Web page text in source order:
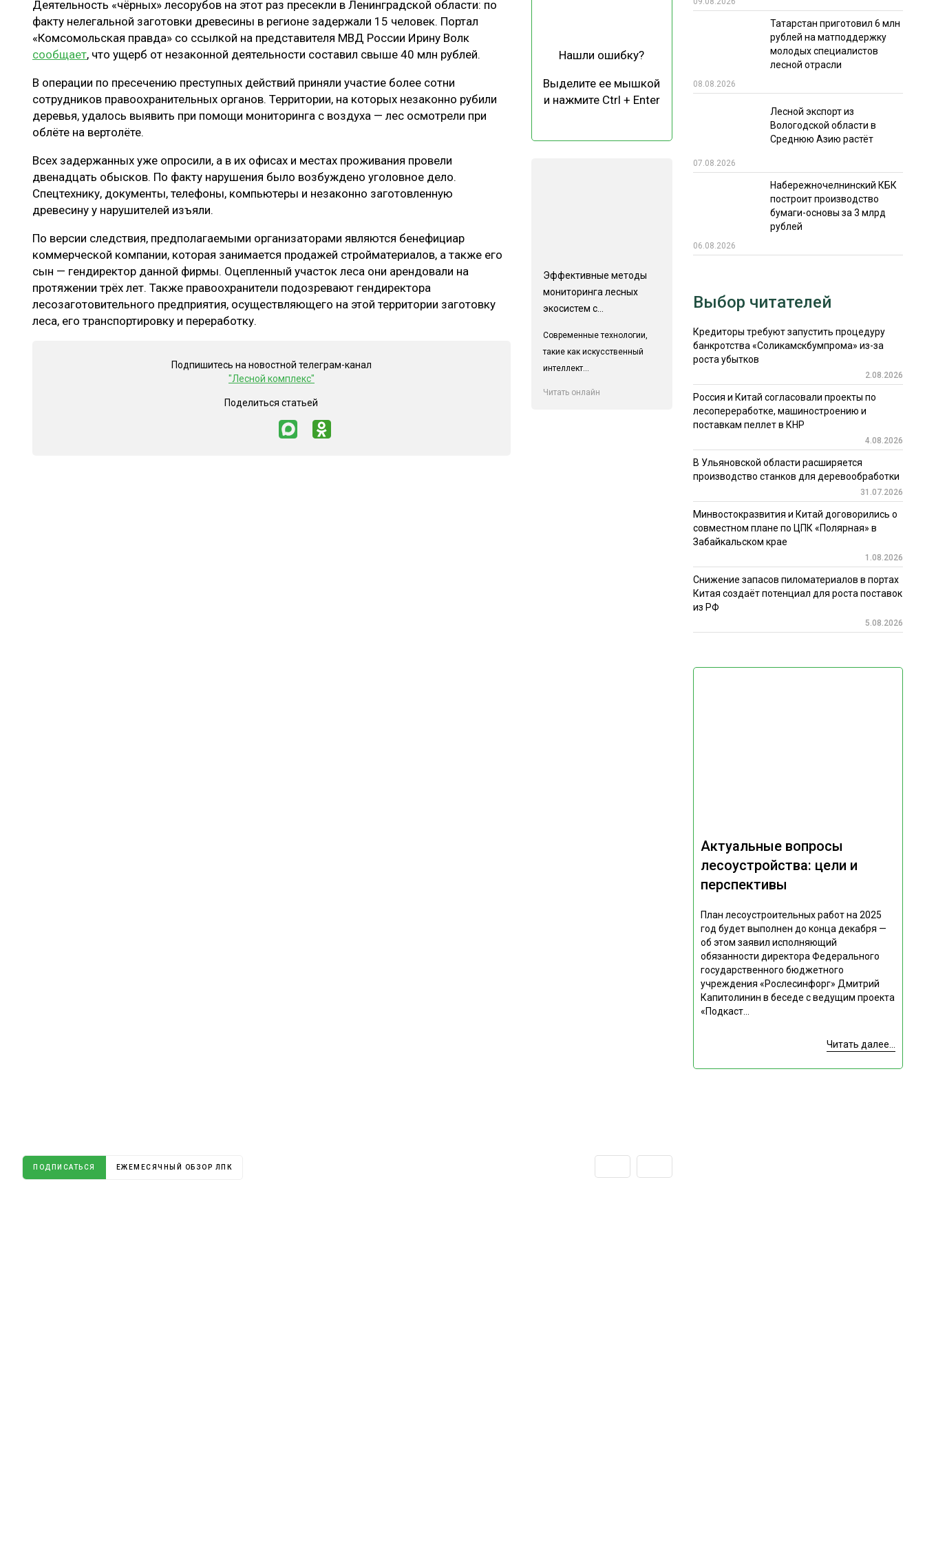
ЛЕСОВОССТАНОВЛЕНИЕ И ЗАЩИТА
ПРОИЗВОДСТВО ДРЕВЕСНЫХ ПЛИТ
ЦБП
СУШКА ДРЕВЕСИНЫ
МЕБЕЛЬНОЕ ПРОИЗВОДСТВО
РЫНОК
ОТРАСЛЕВАЯ ДИСКУССИЯ
ЭКСПЕРТНОЕ МНЕНИЕ
ИТОГИ МЕРОПРИЯТИЙ
Деятельность «чёрных» лесорубов на этот раз пресекли в Ленинградской области: по
факту нелегальной заготовки древесины в регионе задержали 15 человек. Портал
«Комсомольская правда» со ссылкой на представителя МВД России Ирину Волк
сообщает, что ущерб от незаконной деятельности составил свыше 40 млн рублей.
В операции по пресечению преступных действий приняли участие более сотни
сотрудников правоохранительных органов. Территории, на которых незаконно рубили
деревья, удалось выявить при помощи мониторинга с воздуха — лес осмотрели при
облёте на вертолёте.
Всех задержанных уже опросили, а в их офисах и местах проживания провели
двенадцать обысков. По факту нарушения было возбуждено уголовное дело.
Спецтехнику, документы, телефоны, компьютеры и незаконно заготовленную
древесину у нарушителей изъяли.
По версии следствия, предполагаемыми организаторами являются бенефициар
коммерческой компании, которая занимается продажей стройматериалов, а также его
сын — гендиректор данной фирмы. Оцепленный участок леса они арендовали на
протяжении трёх лет. Также правоохранители подозревают гендиректора
лесозаготовительного предприятия, осуществляющего на этой территории заготовку
леса, его транспортировку и переработку.
Подпишитесь на новостной телеграм-канал
"Лесной комплекс"
Поделиться статьей
Нашли ошибку?
Выделите ее мышкой
и нажмите Ctrl + Enter
Эффективные методы
мониторинга лесных
экосистем с...
Современные технологии,
такие как искусственный
интеллект...
Читать онлайн
Татарстан приготовил 6 млн
рублей на матподдержку
молодых специалистов
лесной отрасли
08.08.2026
Лесной экспорт из
Вологодской области в
Среднюю Азию растёт
07.08.2026
Набережночелнинский КБК
построит производство
бумаги-основы за 3 млрд
рублей
06.08.2026
Актуальные вопросы
лесоустройства: цели и
перспективы
План лесоустроительных работ на 2025
год будет выполнен до конца декабря —
об этом заявил исполняющий
обязанности директора Федерального
государственного бюджетного
учреждения «Рослесинфорг» Дмитрий
Капитолинин в беседе с ведущим проекта
«Подкаст...
Читать далее...
ПОДПИСАТЬСЯ ЕЖЕМЕСЯЧНЫЙ ОБЗОР ЛПК
Выбор читателей
Кредиторы требуют запустить процедуру
банкротства «Соликамскбумпрома» из-за
роста убытков
2.08.2026
Россия и Китай согласовали проекты по
лесопереработке, машиностроению и
поставкам пеллет в КНР
4.08.2026
В Ульяновской области расширяется
производство станков для деревообработки
31.07.2026
Минвостокразвития и Китай договорились о
совместном плане по ЦПК «Полярная» в
Забайкальском крае
1.08.2026
Снижение запасов пиломатериалов в портах
Китая создаёт потенциал для роста поставок
из РФ
5.08.2026